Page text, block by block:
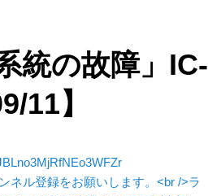
統の故障」IC-
11】